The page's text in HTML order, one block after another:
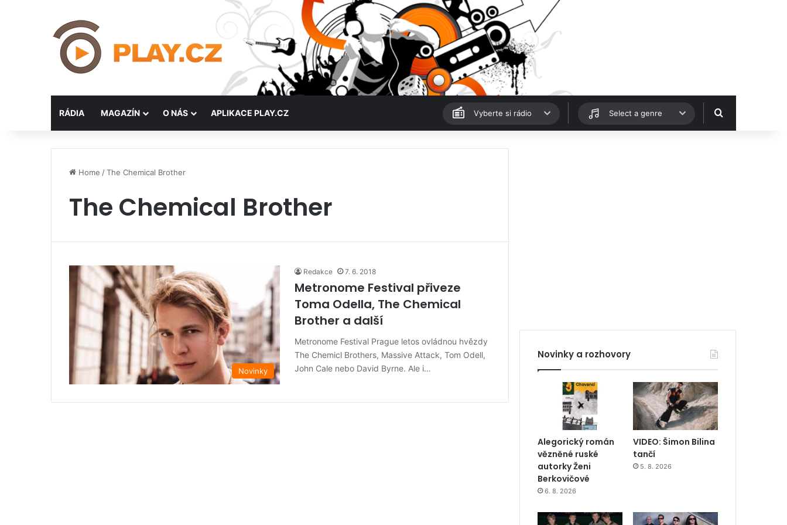
RÁDIA MAGAZÍN O NÁS APLIKACE PLAY.CZ Vyberte si rádio Select a genre Hledat
Home /The Chemical Brother
The Chemical Brother
Novinky
Redakce 7. 6. 2018
Metronome Festival přiveze
Toma Odella, The Chemical
Brother a další
Metronome Festival Prague letos ovládnou hvězdy
The Chemicl Brothers, Massive Attack, Tom Odell,
John Cale nebo David Byrne. Ale i…
Novinky a rozhovory
Alegorický román
vězněné ruské
autorky Ženi
Berkovičové
6. 8. 2026
VIDEO: Šimon Bilina
tančí
5. 8. 2026